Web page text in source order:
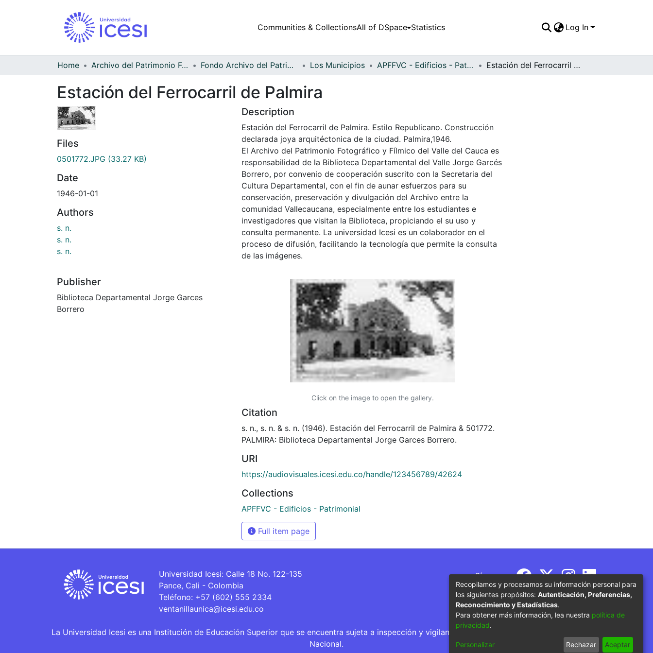
Communities & CollectionsAll of DSpace Statistics Log In
Home Archivo del Patrimonio Fotográfico y Fílmico del Valle del Cauca Fondo Archivo del Patrimonio Fotográfico y Fílmico del Valle del Cauca Los Municipios APFFVC - Edificios - Patrimonial Estación del Ferrocarril de Palmira
Estación del Ferrocarril de Palmira
Files
0501772.JPG (33.27 KB)
Date
1946-01-01
Authors
s. n.
s. n.
s. n.
Publisher
Biblioteca Departamental Jorge Garces
Borrero
Description
Estación del Ferrocarril de Palmira. Estilo Republicano. Construcción
declarada joya arquitéctonica de la ciudad. Palmira,1946.
El Archivo del Patrimonio Fotográfico y Fílmico del Valle del Cauca es
responsabilidad de la Biblioteca Departamental del Valle Jorge Garcés
Borrero, por convenio de cooperación suscrito con la Secretaria del
Cultura Departamental, con el fin de aunar esfuerzos para su
conservación, preservación y divulgación del Archivo entre la
comunidad Vallecaucana, especialmente entre los estudiantes e
investigadores que visitan la Biblioteca, propiciando el su uso y
consulta permanente. La universidad Icesi es un colaborador en el
proceso de difusión, facilitando la tecnología que permite la consulta
de las imágenes.
Click on the image to open the gallery.
Citation
s. n., s. n. & s. n. (1946). Estación del Ferrocarril de Palmira & 501772.
PALMIRA: Biblioteca Departamental Jorge Garces Borrero.
URI
https://audiovisuales.icesi.edu.co/handle/123456789/42624
Collections
APFFVC - Edificios - Patrimonial
Full item page
Universidad Icesi: Calle 18 No. 122-135
Pance, Cali - Colombia
Teléfono: +57 (602) 555 2334
ventanillaunica@icesi.edu.co
Síguenos
La Universidad Icesi es una Institución de Educación Superior que se encuentra sujeta a inspección y vigilancia por parte del Ministerio de Educación
Nacional.
Recopilamos y procesamos su información personal para
los siguientes propósitos: Autenticación, Preferencias,
Reconocimiento y Estadísticas.
Para obtener más información, lea nuestra política de
privacidad.
Personalizar Rechazar Aceptar